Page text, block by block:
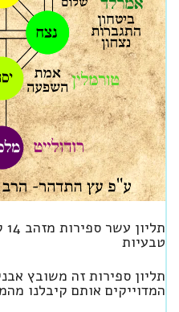
טבעיות
תליון ספירות זה משובץ
המדוייקים אותם קיבלנו